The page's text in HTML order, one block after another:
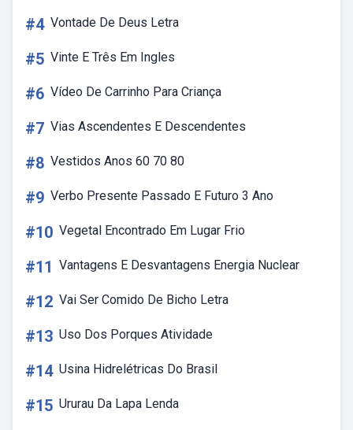
#4 Vontade De Deus Letra
#5 Vinte E Três Em Ingles
#6 Vídeo De Carrinho Para Criança
#7 Vias Ascendentes E Descendentes
#8 Vestidos Anos 60 70 80
#9 Verbo Presente Passado E Futuro 3 Ano
#10 Vegetal Encontrado Em Lugar Frio
#11 Vantagens E Desvantagens Energia Nuclear
#12 Vai Ser Comido De Bicho Letra
#13 Uso Dos Porques Atividade
#14 Usina Hidrelétricas Do Brasil
#15 Ururau Da Lapa Lenda